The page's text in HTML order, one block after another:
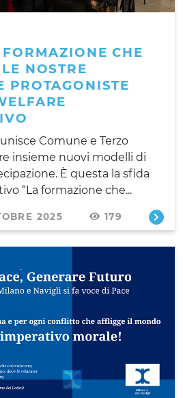
CHE
NOSTRE
PROTAGONISTE
Comune e Terzo
insieme nuovi modelli di
È questa la sfida
“La formazione che...
2025 179